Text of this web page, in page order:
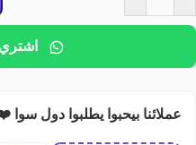
عملائنا بيحبوا يطلبوا دول سوا